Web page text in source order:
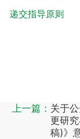
递交指导原则
上一篇： 关于
更研
稿)》